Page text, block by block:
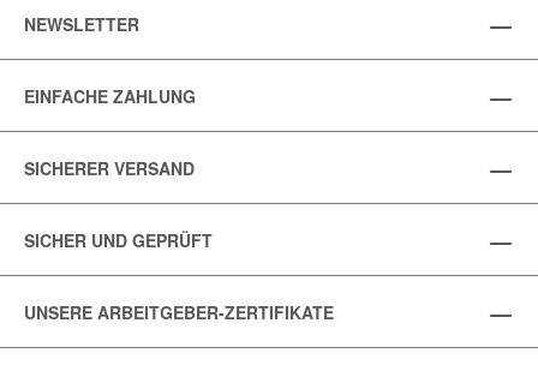
NEWSLETTER
EINFACHE ZAHLUNG
SICHERER VERSAND
SICHER UND GEPRÜFT
UNSERE ARBEITGEBER-ZERTIFIKATE